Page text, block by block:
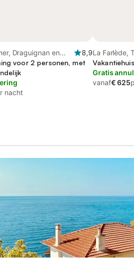
Draguignan en
8,9
voor 2 personen, met
nacht
La Farlède,
Gratis
vanaf€ 625